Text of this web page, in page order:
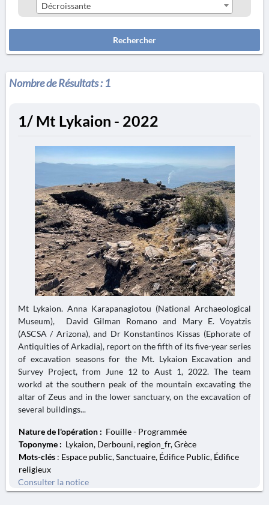
Décroissante
Rechercher
Nombre de Résultats :1
1/ Mt Lykaion - 2022
Mt Lykaion. Anna Karapanagiotou (National Archaeological
Museum), David Gilman Romano and Mary E. Voyatzis
(ASCSA / Arizona), and Dr Konstantinos Kissas (Ephorate of
Antiquities of Arkadia), report on the fifth of its five-year series
of excavation seasons for the Mt. Lykaion Excavation and
Survey Project, from June 12 to Aust 1, 2022. The team
workd at the southern peak of the mountain excavating the
altar of Zeus and in the lower sanctuary, on the excavation of
several buildings...
Nature de l'opération : Fouille - Programmée
Toponyme : Lykaion, Derbouni, region_fr, Grèce
Mots-clés : Espace public, Sanctuaire, Édifice Public, Édifice
religieux
Consulter la notice